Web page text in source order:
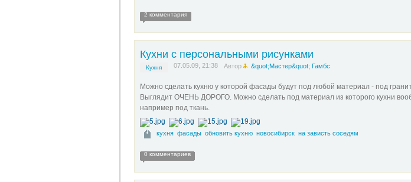
2 комментария
Кухни с персональными рисунками
Кухня 07.05.09, 21:38 Автор &quot;Мастер&quot; Гамбс
Можно сделать кухню у которой фасады будут под любой материал - под
Выглядит ОЧЕНЬ ДОРОГО. Можно сделать под материал из которого кухни
например под ткань.
кухня фасады обновить кухню новосибирск на зависть соседям
0 комментариев